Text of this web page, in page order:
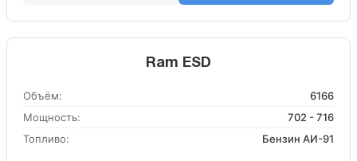
Ram ESD
Объём:
6166
Мощность:
702 - 716
Топливо:
Бензин АИ-91